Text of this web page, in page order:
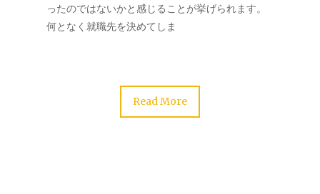
ったのではないかと感じることが挙げられます。
何となく就職先を決めてしま
Read More